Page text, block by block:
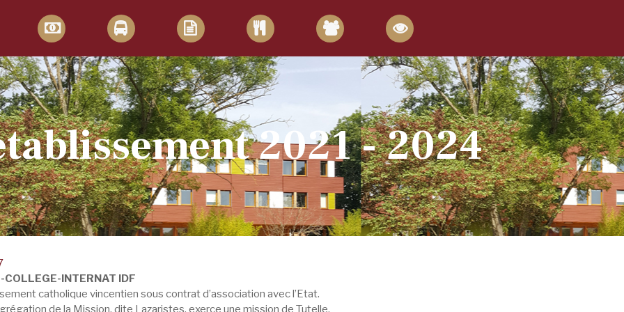
2021 - 2024
COLLEGE-INTERNAT IDF
catholique vincentien sous contrat d’association avec l’Etat.
de la Mission, dite Lazaristes, exerce une mission de Tutelle.